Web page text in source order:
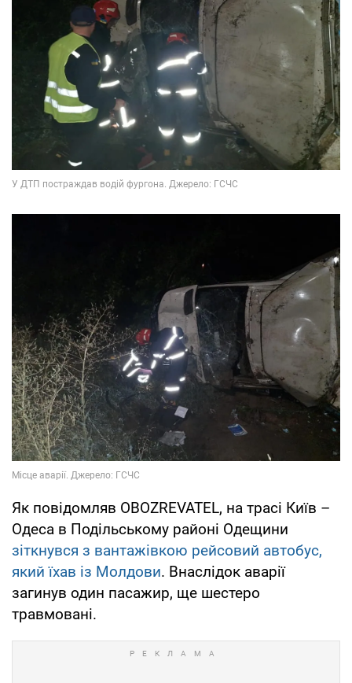
Як повідомляв OBOZREVATEL, на трасі Київ –
Одеса в Подільському районі Одещини
зіткнувся з вантажівкою рейсовий автобус,
який їхав із Молдови. Внаслідок аварії
загинув один пасажир, ще шестеро
травмовані.